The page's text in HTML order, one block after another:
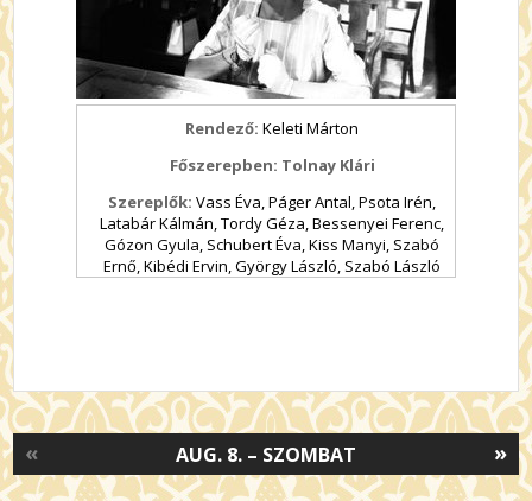
Rendező: Keleti Márton
Főszerepben: Tolnay Klári
Szereplők: Vass Éva, Páger Antal, Psota Irén,
Latabár Kálmán, Tordy Géza, Bessenyei Ferenc,
Gózon Gyula, Schubert Éva, Kiss Manyi, Szabó
Ernő, Kibédi Ervin, György László, Szabó László
»
AUG. 8. – SZOMBAT
«